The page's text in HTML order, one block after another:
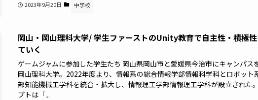
2023年9月20日 中学校
岡山・岡山理科大学/ 学生ファーストのUnity教育で自主性・積極
ていく
ゲームジャムに参加した学生たち 岡山県岡山市と愛媛県今治市にキャンパス
岡山理科大学。2022年度より、情報系の総合情報学部情報科学科とロボット
部知能機械工学科を統合・拡大し、情報理工学部情報理工学科が設立された
プトは「...